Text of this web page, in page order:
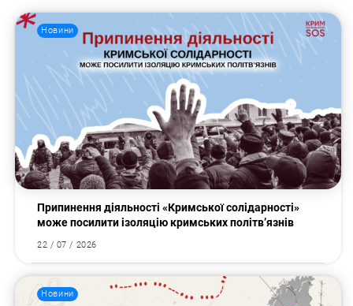
Пошук за запитом:
Новини
Припинення діяльності «Кримської солідарності»
може посилити ізоляцію кримських політв’язнів
22 / 07 / 2026
Новини